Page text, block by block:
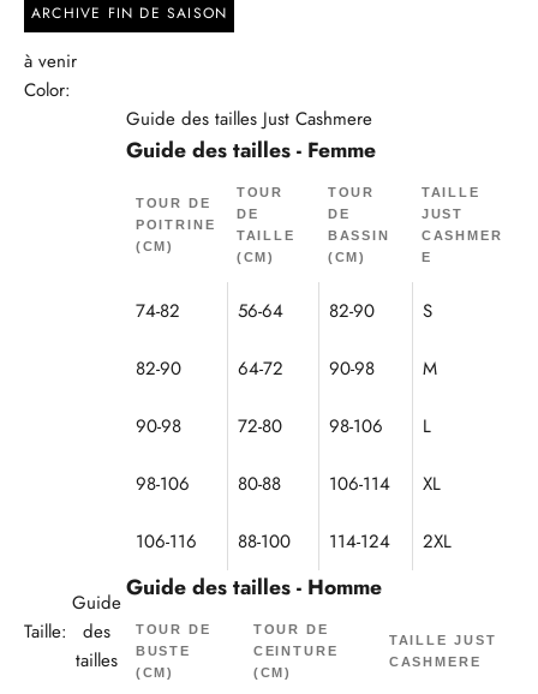
ARCHIVE FIN DE SAISON
à venir
Color:
Taille:
Guide
des
tailles
Guide des tailles Just Cashmere
Guide des tailles - Femme
TOUR DE
POITRINE
(CM)
TOUR
DE
TAILLE
(CM)
TOUR
DE
BASSIN
(CM)
TAILLE
JUST
CASHMER
E
74-82 56-64 82-90 S
82-90 64-72 90-98 M
90-98 72-80 98-106 L
98-106 80-88 106-114 XL
106-116 88-100 114-124 2XL
Guide des tailles - Homme
TOUR DE
BUSTE
(CM)
TOUR DE
CEINTURE
(CM)
TAILLE JUST
CASHMERE